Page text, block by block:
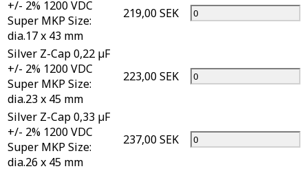
+/- 2% 1200 VDC
Super MKP Size:
dia.17 x 43 mm
219,00 SEK
Silver Z-Cap 0,22 µF
+/- 2% 1200 VDC
Super MKP Size:
dia.23 x 45 mm
223,00 SEK
Silver Z-Cap 0,33 µF
+/- 2% 1200 VDC
Super MKP Size:
dia.26 x 45 mm
237,00 SEK